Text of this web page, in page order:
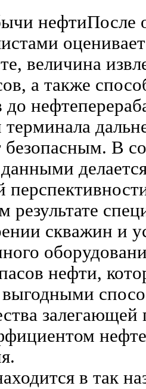
После
величина
а также
до
безопасным. В
результате
скважин и
нефти,
в так